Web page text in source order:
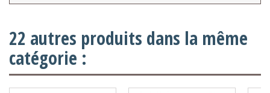
22 autres produits dans la même
catégorie :